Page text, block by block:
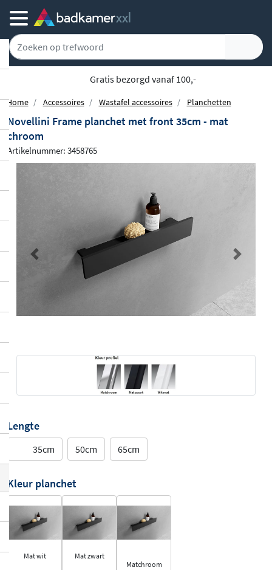
Achteraf of gespreid betalen
Home Accessoires Wastafel accessoires Planchetten
Novellini Frame planchet met front 35cm - mat
chroom
Artikelnummer: 3458765
Previous Next
Lengte
35cm 50cm 65cm
Kleur planchet
Mat wit
Mat zwart
Matchroom